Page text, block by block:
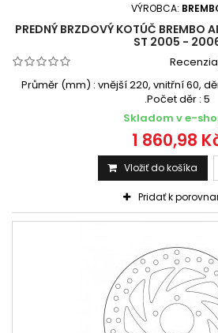
VÝROBCA:
PREDNÝ BRZDOVÝ KOTÚČ BREMBO
ST 2005 -
Průměr (mm) : vnější 220, vnitřní 60,
.Počet děr : 5
Skladom v e-
1 860,98
Vložiť do košíka
Pridať k